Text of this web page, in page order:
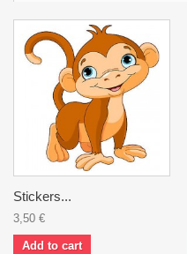
Stickers...
3,50 €
Add to cart